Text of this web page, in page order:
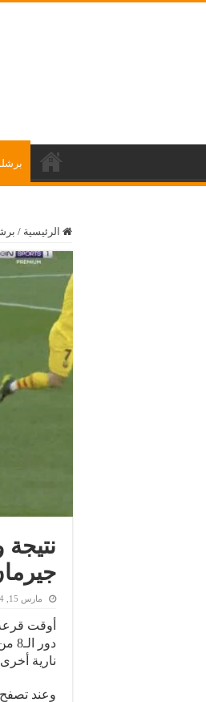
الرئيسية /
مارس 15, 2024
أوقت
نارية
وعند تصفح